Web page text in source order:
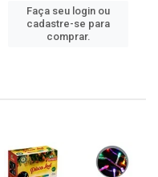
Faça seu login ou
cadastre-se para
comprar.